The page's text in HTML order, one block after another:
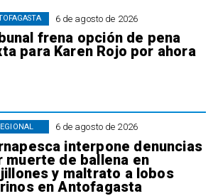
6 de agosto de 2026
frena opción de pena
para Karen Rojo por ahora
6 de agosto de 2026
interpone denuncias
muerte de ballena en
y maltrato a lobos
en Antofagasta